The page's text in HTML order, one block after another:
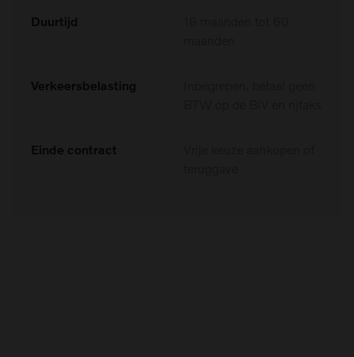
Duurtijd
Verkeersbelasting
Einde contract